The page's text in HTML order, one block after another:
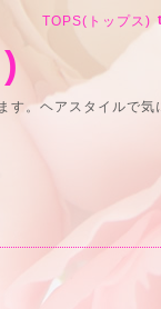
TOPS(トップス)
。ヘアスタイルで気